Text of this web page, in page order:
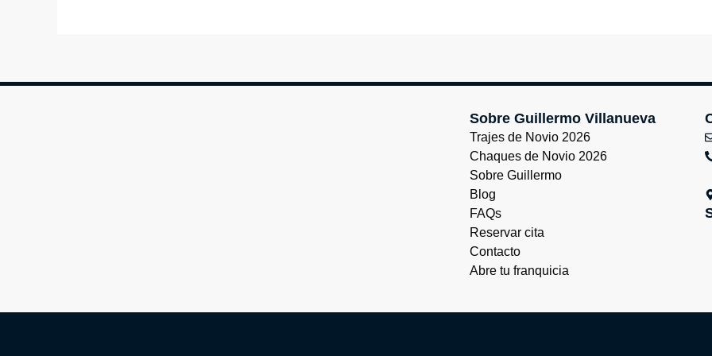
Sobre Guillermo Villanueva
Trajes de Novio 2026
Chaques de Novio 2026
Sobre Guillermo
Blog
FAQs
Reservar cita
Contacto
Abre tu franquicia